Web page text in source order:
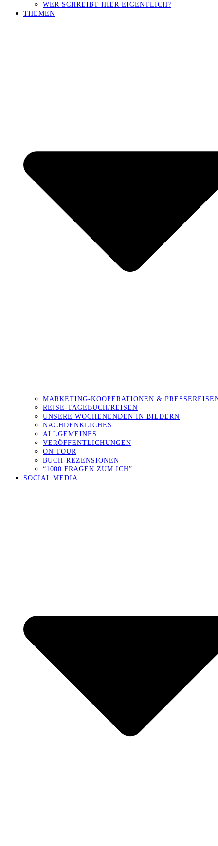
WER SCHREIBT HIER EIGENTLICH?
THEMEN
MARKETING-KOOPERATIONEN &
REISE-TAGEBUCH/REISEN
UNSERE WOCHENENDEN IN BILDERN
NACHDENKLICHES
ALLGEMEINES
VERÖFFENTLICHUNGEN
ON TOUR
BUCH-REZENSIONEN
“1000 FRAGEN ZUM ICH”
SOCIAL MEDIA